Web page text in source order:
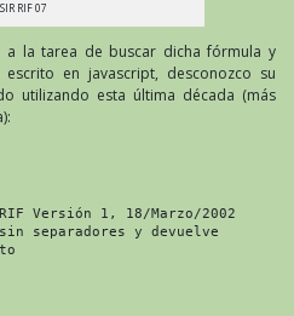
SIR RIF 07
la tarea de buscar dicha fórmula y
en javascript, desconozco su
utilizando esta última década (más
Versión 1, 18/Marzo/2002
separadores y devuelve